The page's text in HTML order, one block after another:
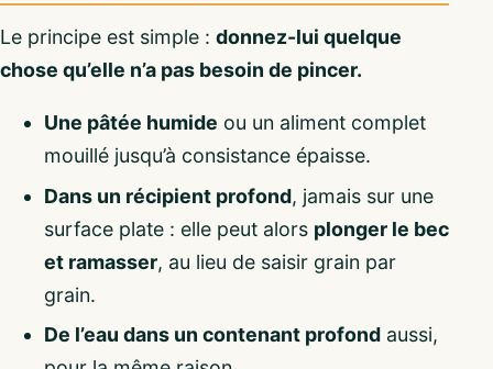
Le principe est simple : donnez-lui quelque
chose qu’elle n’a pas besoin de pincer.
Une pâtée humide ou un aliment complet
mouillé jusqu’à consistance épaisse.
Dans un récipient profond, jamais sur une
surface plate : elle peut alors plonger le bec
et ramasser, au lieu de saisir grain par
grain.
De l’eau dans un contenant profond aussi,